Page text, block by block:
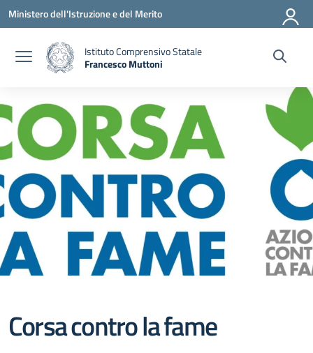
Vai ai contenuti
Vai al menu di navigazione
Vai al footer
Ministero dell'Istruzione e del Merito
Istituto Comprensivo Statale
Francesco Muttoni
Corsa contro la fame